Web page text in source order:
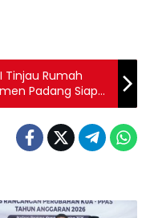
Tinjau Rumah
Padang Siap
3 Juta